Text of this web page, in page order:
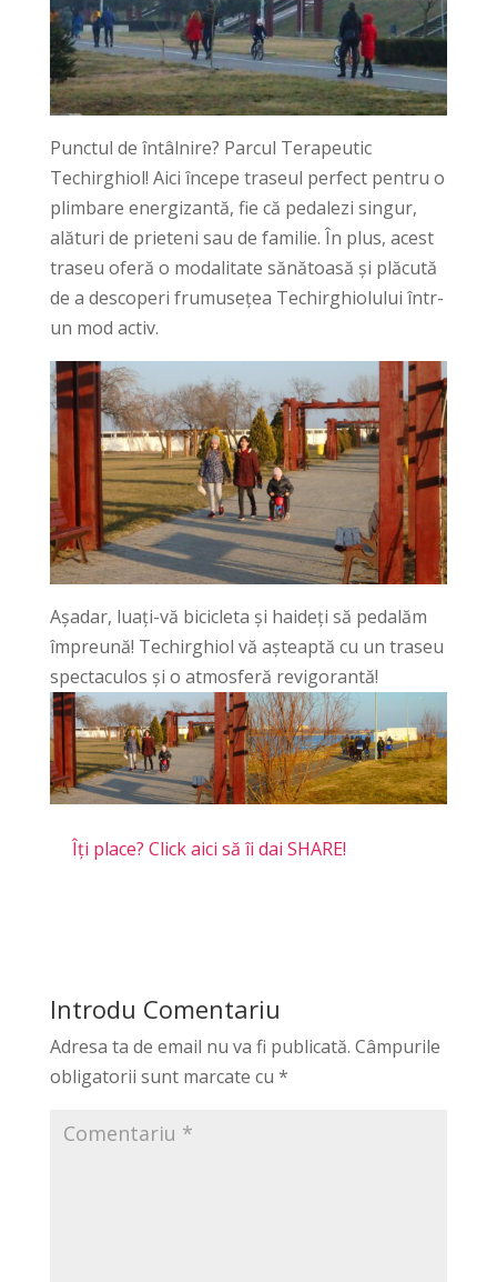
Punctul de întâlnire? Parcul Terapeutic
Techirghiol! Aici începe traseul perfect pentru o
plimbare energizantă, fie că pedalezi singur,
alături de prieteni sau de familie. În plus, acest
traseu oferă o modalitate sănătoasă și plăcută
de a descoperi frumusețea Techirghiolului într-
un mod activ.
Așadar, luați-vă bicicleta și haideți să pedalăm
împreună! Techirghiol vă așteaptă cu un traseu
spectaculos și o atmosferă revigorantă!
Îți place? Click aici să îi dai SHARE!
Introdu Comentariu
Adresa ta de email nu va fi publicată. Câmpurile
obligatorii sunt marcate cu *